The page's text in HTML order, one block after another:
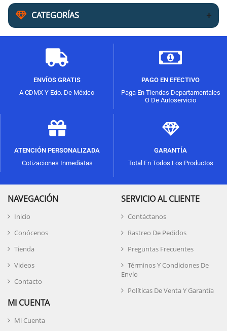
CATEGORÍAS
ENVÍOS GRATIS
A CDMX Y Edo. De México
PAGO EN EFECTIVO
Paga En Tiendas Departamentales
O De Autoservicio
ATENCIÓN PERSONALIZADA
Cotizaciones Inmediatas
GARANTÍA
Total En Todos Los Productos
NAVEGACIÓN
Inicio
Conócenos
Tienda
Videos
Contacto
SERVICIO AL CLIENTE
Contáctanos
Rastreo De Pedidos
Preguntas Frecuentes
Términos Y Condiciones De
Envío
Políticas De Venta Y Garantía
MI CUENTA
Mi Cuenta